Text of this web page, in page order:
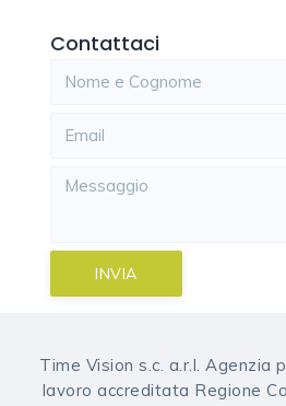
Contattaci
INVIA
Time Vision s.c. a.r.l. Agenzia
lavoro accreditata Regione